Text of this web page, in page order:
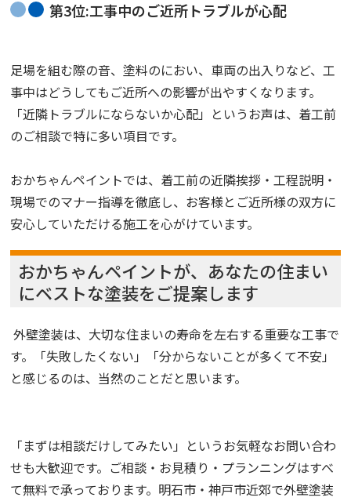
第3位:工事中のご近所トラブルが心配
足場を組む際の音、塗料のにおい、車両の出入りなど、工
事中はどうしてもご近所への影響が出やすくなります。
「近隣トラブルにならないか心配」というお声は、着工前
のご相談で特に多い項目です。
おかちゃんペイントでは、着工前の近隣挨拶・工程説明・
現場でのマナー指導を徹底し、お客様とご近所様の双方に
安心していただける施工を心がけています。
おかちゃんペイントが、あなたの住まい
にベストな塗装をご提案します
外壁塗装は、大切な住まいの寿命を左右する重要な工事で
す。「失敗したくない」「分からないことが多くて不安」
と感じるのは、当然のことだと思います。
「まずは相談だけしてみたい」というお気軽なお問い合わ
せも大歓迎です。ご相談・お見積り・プランニングはすべ
て無料で承っております。明石市・神戸市近郊で外壁塗装